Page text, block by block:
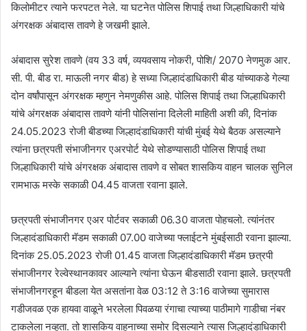
किलोमीटर त्याने फरपटत नेले. या घटनेत पोलिस शिपाई तथा जिल्हाधिकारी यांचे
अंगरक्षक अंबादास तावणे हे जखमी झाले.
अंबादास सुरेश तावणे (वय 33 वर्ष, व्ययवसाय नोकरी, पोशि/ 2070 नेणमुक आर.
सी. पी. बीड रा. माऊली नगर बीड) हे सध्या जिल्हादंडाधिकारी बीड यांच्याकडे गेल्या
दोन वर्षांपासून अंगरक्षक म्हणुन नेमणुकीस आहे. पोलिस शिपाई तथा जिल्हाधिकारी
यांचे अंगरक्षक अंबादास तावणे यांनी पोलिसांना दिलेली माहिती अशी की, दिनांक
24.05.2023 रोजी बीडच्या जिल्हादंडाधिकारी यांची मुंबई येथे बैठक असल्याने
त्यांना छत्रपती संभाजीनगर एअरपोर्ट येथे सोडण्यासाठी पोलिस शिपाई तथा
जिल्हाधिकारी यांचे अंगरक्षक अंबादास तावणे व सोबत शासकिय वाहन चालक सुनिल
रामभाऊ मस्के सकाळी 04.45 वाजता रवाना झाले.
छत्रपती संभाजीनगर एअर पोर्टवर सकाळी 06.30 वाजता पोहचलो. त्यांनंतर
जिल्हादंडाधिकारी मॅडम सकाळी 07.00 वाजेच्या फ्लाईटने मुंबईसाठी रवाना झाल्या.
दिनांक 25.05.2023 रोजी 01.45 वाजता जिल्हादंडाधिकारी मॅडम छत्रपी
संभाजीनगर रेल्वेस्थानकावर आल्याने त्यांना घेऊन बीडसाठी रवाना झाले. छत्रपती
संभाजीनगरहून बीडला येत असतांना वेळ 03:12 ते 3:16 वाजेच्या सुमारास
गडीजवळ एक हायवा वाळूने भरलेला पिवळया रंगाचा त्याच्या पाठीमागे गाडीचा नंबर
टाकलेला नव्हता. तो शासकिय वाहनाच्या समोर दिसल्याने त्यास जिल्हादंडाधिकारी